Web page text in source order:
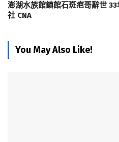
澎湖水族館鎮館石斑疤哥辭世
社 CNA
You May Also Like!